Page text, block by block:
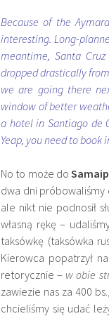
Because of the
interesting. Long-
meantime, Santa
dropped drastically
we are going there
window of better
a hotel in Santiago de
Yeap, you need to book
No to może do
dwa dni próbowaliśmy
ale nikt nie podnosił
własną rękę –
taksówkę (taksówka
Kierowca popatrzył
retorycznie – w obie
zawiezie nas za 400
chcieliśmy się udać